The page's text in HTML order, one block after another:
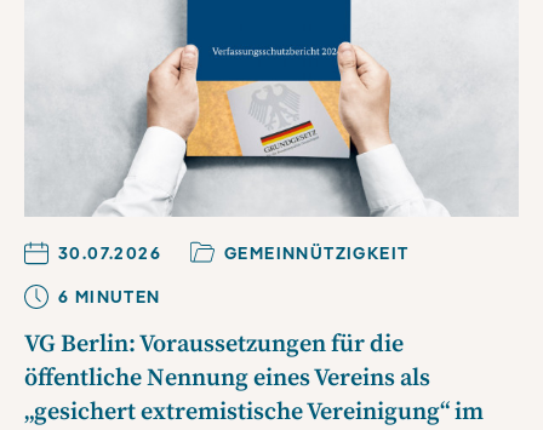
30.07.2026
GEMEINNÜTZIGKEIT
6 MINUTEN
VG Berlin: Voraussetzungen für die
öffentliche Nennung eines Vereins als
„gesichert extremistische Vereinigung“ im